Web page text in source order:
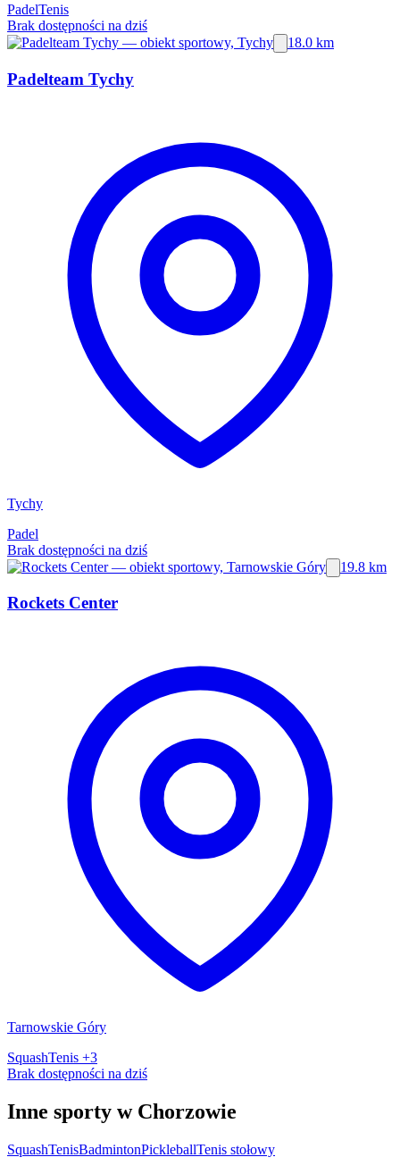
PadelTenis
Brak dostępności na dziś
18.0 km
Padelteam Tychy
Tychy
Padel
Brak dostępności na dziś
19.8 km
Rockets Center
Tarnowskie Góry
SquashTenis +3
Brak dostępności na dziś
Inne sporty w Chorzowie
SquashTenisBadmintonPickleballTenis stołowy